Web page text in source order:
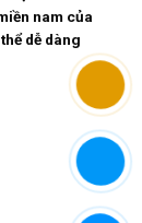
nam của
dễ dàng